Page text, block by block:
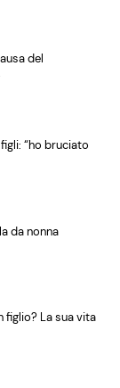
del
“ho bruciato
da nonna
figlio? La sua vita